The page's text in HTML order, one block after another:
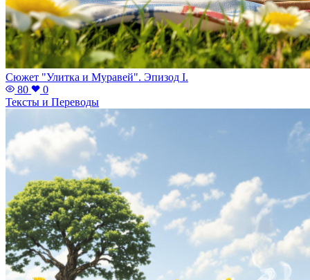
Сюжет "Улитка и Муравей". Эпизод I.
80
0
Тексты и Переводы